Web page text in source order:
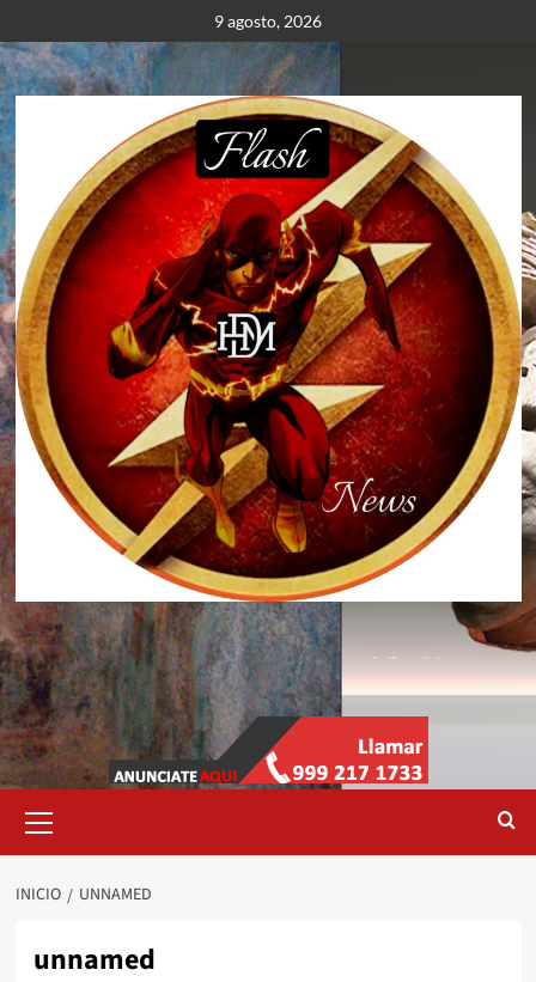
al
contenido
9 agosto, 2026
primario
INICIO UNNAMED
unnamed